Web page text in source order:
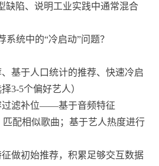
缺陷、说明工业实践中通常混合
统中的“冷启动”问题？
基于人口统计的推荐、快速冷启
3-5个偏好艺人）
过滤补位——基于音频特征
匹配相似歌曲；基于艺人热度进行
做初始推荐，积累足够交互数据